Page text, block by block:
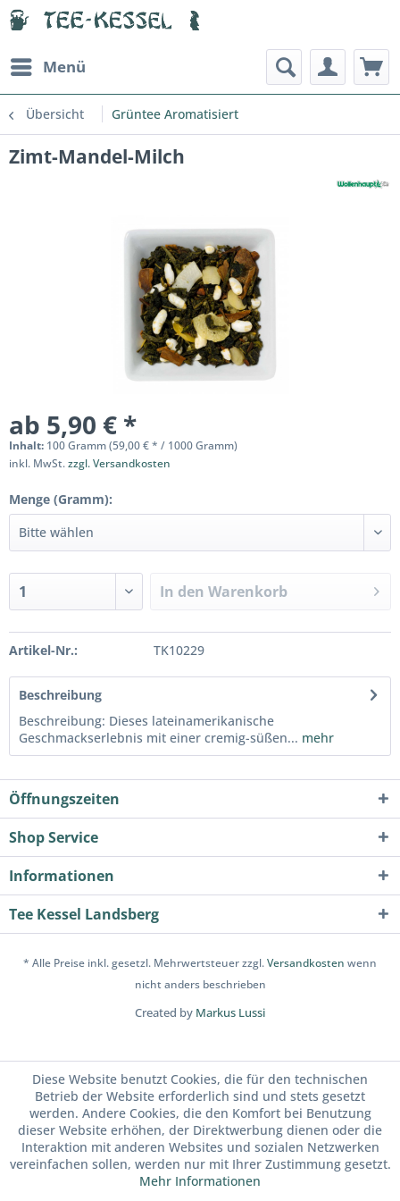
Menü
Übersicht Grüntee Aromatisiert
Zimt-Mandel-Milch
ab 5,90 € *
Inhalt: 100 Gramm (59,00 € * / 1000 Gramm)
inkl. MwSt.zzgl. Versandkosten
Menge (Gramm):
In den Warenkorb
Artikel-Nr.: TK10229
Beschreibung
Beschreibung: Dieses lateinamerikanische
Geschmackserlebnis mit einer cremig-süßen... mehr
Öffnungszeiten
Shop Service
Informationen
Tee Kessel Landsberg
* Alle Preise inkl. gesetzl. Mehrwertsteuer zzgl.Versandkosten wenn
nicht anders beschrieben
Created by Markus Lussi
Diese Website benutzt Cookies, die für den technischen
Betrieb der Website erforderlich sind und stets gesetzt
werden. Andere Cookies, die den Komfort bei Benutzung
dieser Website erhöhen, der Direktwerbung dienen oder die
Interaktion mit anderen Websites und sozialen Netzwerken
vereinfachen sollen, werden nur mit Ihrer Zustimmung gesetzt.
Mehr Informationen